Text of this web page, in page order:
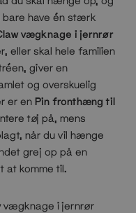
bare have én stærk
vægknage i jernrør
eller skal hele familien
giver en
og overskuelig
er en Pin fronthæng til
tøj på, mens
når du vil hænge
grej op på en
at komme til.
vægknage i jernrør